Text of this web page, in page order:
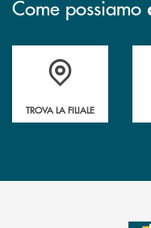
Come possiamo
Accedi all' elenco
TROVA LA FILIALE